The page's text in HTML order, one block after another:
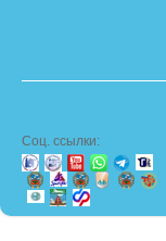
Соц. ссылки: